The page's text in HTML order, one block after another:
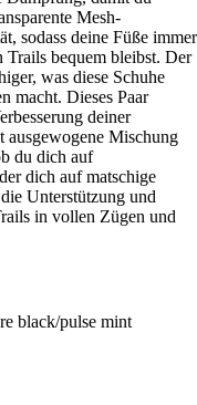
Mesh-
sodass deine Füße immer
bequem bleibst. Der
was diese Schuhe
macht. Dieses Paar
deiner
ausgewogene Mischung
du dich auf
dich auf matschige
Unterstützung und
in vollen Zügen und
black/pulse mint